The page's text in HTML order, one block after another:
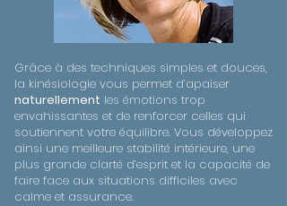
Grâce à des techniques simples et douces,
la kinésiologie vous permet d’apaiser
naturellement les émotions trop
envahissantes et de renforcer celles qui
soutiennent votre équilibre. Vous développez
ainsi une meilleure stabilité intérieure, une
plus grande clarté d’esprit et la capacité de
faire face aux situations difficiles avec
calme et assurance.